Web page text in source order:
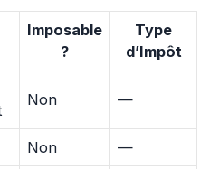
Imposable
?
Type
d’Impôt
Non —
Non —